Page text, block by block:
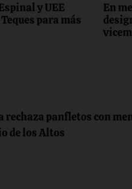
y UEE
para más
En
rechaza panfletos con
de los Altos